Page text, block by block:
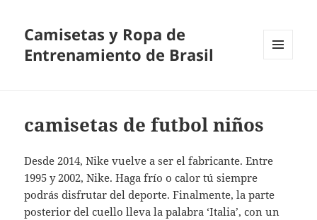
Camisetas y Ropa de
Entrenamiento de Brasil
camisetas de futbol niños
Desde 2014, Nike vuelve a ser el fabricante. Entre
1995 y 2002, Nike. Haga frío o calor tú siempre
podrás disfrutar del deporte. Finalmente, la parte
posterior del cuello lleva la palabra ‘Italia’, con un